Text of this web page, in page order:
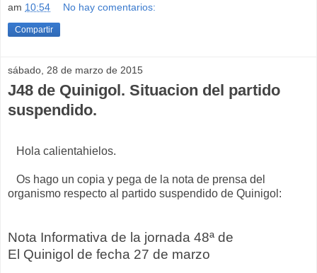
am 10:54 No hay comentarios:
Compartir
sábado, 28 de marzo de 2015
J48 de Quinigol. Situacion del partido
suspendido.
Hola calientahielos.
Os hago un copia y pega de la nota de prensa del
organismo respecto al partido suspendido de Quinigol:
Nota Informativa de la jornada 48ª de
El Quinigol de fecha 27 de marzo